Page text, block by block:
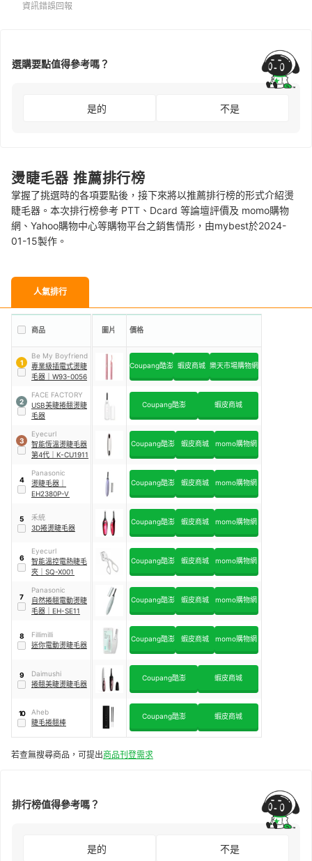
資訊錯誤回報
選購要點值得參考嗎？
是的 不是
燙睫毛器 推薦排行榜
掌握了挑選時的各項要點後，接下來將以推薦排行榜的形式介紹燙
睫毛器。本次排行榜參考 PTT、Dcard 等論壇評價及 momo購物
網、Yahoo購物中心等購物平台之銷售情形，由mybest於2024-
01-15製作。
人氣排行
商品 圖片 價格
1
Be My Boyfriend
專業級插電式燙睫
毛器
W93-0056
Coupang酷澎 蝦皮商城 樂天市場購物網
2
FACE FACTORY
USB美睫捲翹燙睫
毛器
Coupang酷澎 蝦皮商城
3
Eyecurl
智能恆溫燙睫毛器
第4代
K-CU1911
Coupang酷澎 蝦皮商城 momo購物網
4
Panasonic
燙睫毛器
EH2380P-V
Coupang酷澎 蝦皮商城 momo購物網
5
禾統
3D捲燙睫毛器
Coupang酷澎 蝦皮商城 momo購物網
6
Eyecurl
智能溫控電熱睫毛
夾
SQ-X001
Coupang酷澎 蝦皮商城 momo購物網
7
Panasonic
自然捲翹電動燙睫
毛器
EH-SE11
Coupang酷澎 蝦皮商城 momo購物網
8
Fillimilli
迷你電動燙睫毛器
Coupang酷澎 蝦皮商城 momo購物網
9
Daimushi
捲翹美睫燙睫毛器
Coupang酷澎 蝦皮商城
10
Aheb
睫毛捲翹棒
Coupang酷澎 蝦皮商城
若查無搜尋商品，可提出商品刊登需求
排行榜值得參考嗎？
是的 不是